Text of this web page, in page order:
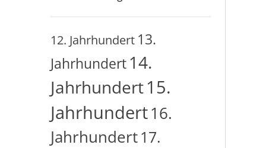
12. Jahrhundert 13.
Jahrhundert14.
Jahrhundert15.
Jahrhundert16.
Jahrhundert17.